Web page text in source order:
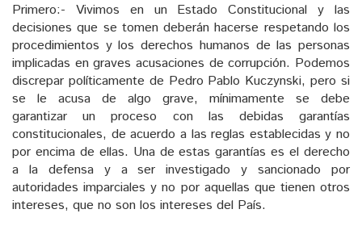
Primero:- Vivimos en un Estado Constitucional y las
decisiones que se tomen deberán hacerse respetando los
procedimientos y los derechos humanos de las personas
implicadas en graves acusaciones de corrupción. Podemos
discrepar políticamente de Pedro Pablo Kuczynski, pero si
se le acusa de algo grave, mínimamente se debe
garantizar un proceso con las debidas garantías
constitucionales, de acuerdo a las reglas establecidas y no
por encima de ellas. Una de estas garantías es el derecho
a la defensa y a ser investigado y sancionado por
autoridades imparciales y no por aquellas que tienen otros
intereses, que no son los intereses del País.